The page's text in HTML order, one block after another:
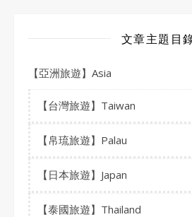
文章主題目
【亞洲旅遊】Asia
【台灣旅遊】Taiwan
【帛琉旅遊】Palau
【日本旅遊】Japan
【泰國旅遊】Thailand